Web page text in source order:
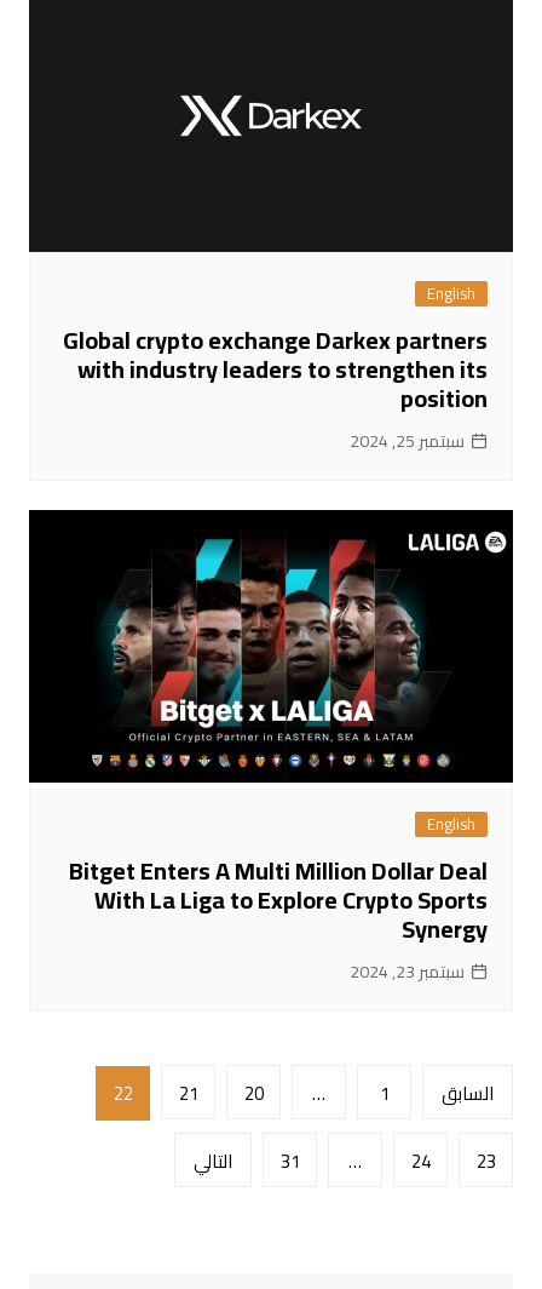
English
Global crypto exchange Darkex partners
with industry leaders to strengthen its
position
سبتمبر 25, 2024
English
Bitget Enters A Multi Million Dollar Deal
With La Liga to Explore Crypto Sports
Synergy
سبتمبر 23, 2024
تعدد
صفحات
المقالات
السابق 1
…
20
21
22
23
24
…
31 التالي